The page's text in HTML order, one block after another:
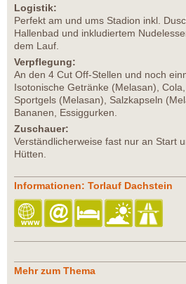
Logistik:
Perfekt am und ums Stadion inkl.
Hallenbad und inkludiertem
dem Lauf.
Verpflegung:
An den 4 Cut Off-Stellen und noch
Isotonische Getränke (Melasan),
Sportgels (Melasan), Salzkapseln
Bananen, Essiggurken.
Zuschauer:
Verständlicherweise fast nur an Start
Hütten.
Informationen: Torlauf Dachstein
Mehr zum Thema